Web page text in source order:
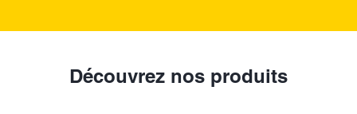
Découvrez nos produits